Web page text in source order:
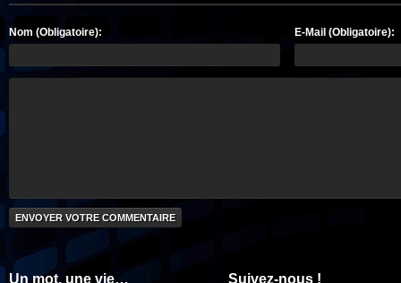
Nom (Obligatoire): E-Mail (Obligatoire):
Un mot, une vie… Suivez-nous !